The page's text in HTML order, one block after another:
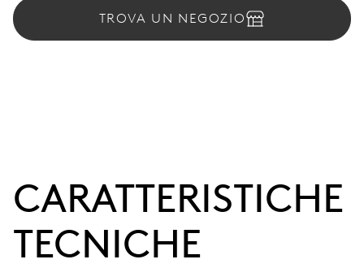
TROVA UN NEGOZIO
CARATTERISTICHE
TECNICHE